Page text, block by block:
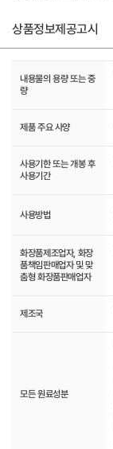
상품정보제공고시
내용물의 용량 또는 중
량
제품 주요 사양
사용기한 또는 개봉 후
사용기간
사용방법
화장품제조업자, 화장
품책임판매업자 및 맞
춤형 화장품판매업자
제조국
모든 원료성분